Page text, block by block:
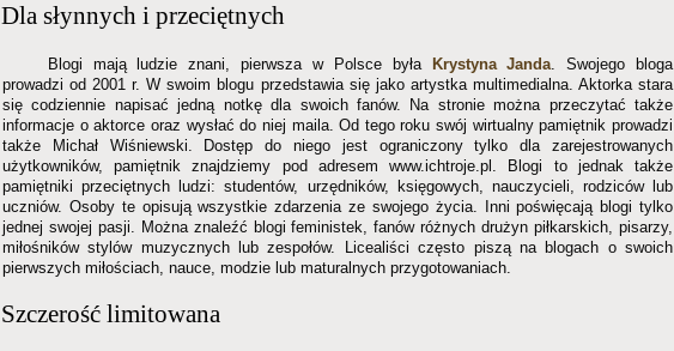
Dla słynnych i przeciętnych
Blogi mają ludzie znani, pierwsza w Polsce była Krystyna Janda . Swojego bloga
prowadzi od 2001 r. W swoim blogu przedstawia się jako artystka multimedialna. Aktorka stara
się codziennie napisać jedną notkę dla swoich fanów. Na stronie można przeczytać także
informacje o aktorce oraz wysłać do niej maila. Od tego roku swój wirtualny pamiętnik prowadzi
także Michał Wiśniewski. Dostęp do niego jest ograniczony tylko dla zarejestrowanych
użytkowników, pamiętnik znajdziemy pod adresem www.ichtroje.pl. Blogi to jednak także
pamiętniki przeciętnych ludzi: studentów, urzędników, księgowych, nauczycieli, rodziców lub
uczniów. Osoby te opisują wszystkie zdarzenia ze swojego życia. Inni poświęcają blogi tylko
jednej swojej pasji. Można znaleźć blogi feministek, fanów różnych drużyn piłkarskich, pisarzy,
miłośników stylów muzycznych lub zespołów. Licealiści często piszą na blogach o swoich
pierwszych miłościach, nauce, modzie lub maturalnych przygotowaniach.
Szczerość limitowana